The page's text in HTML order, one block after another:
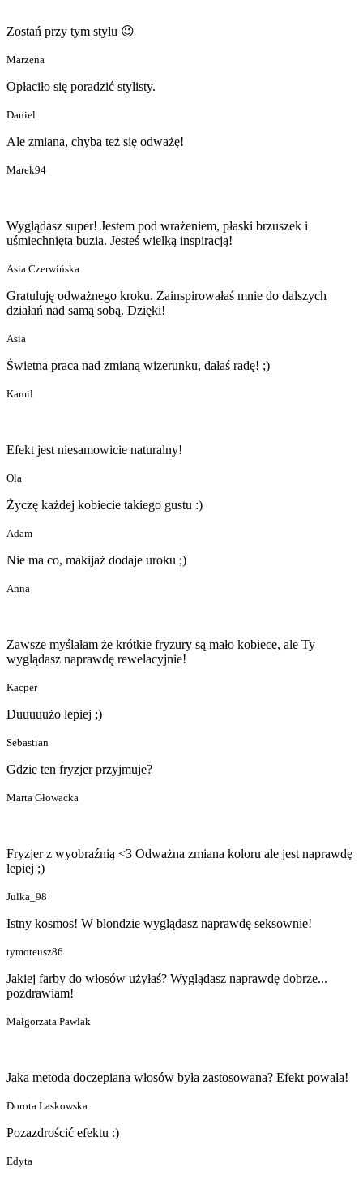
Zostań przy tym stylu 😉
Marzena
Opłaciło się poradzić stylisty.
Daniel
Ale zmiana, chyba też się odważę!
Marek94
Wyglądasz super! Jestem pod wrażeniem, płaski brzuszek i
uśmiechnięta buzia. Jesteś wielką inspiracją!
Asia Czerwińska
Gratuluję odważnego kroku. Zainspirowałaś mnie do dalszych
działań nad samą sobą. Dzięki!
Asia
Świetna praca nad zmianą wizerunku, dałaś radę! ;)
Kamil
Efekt jest niesamowicie naturalny!
Ola
Życzę każdej kobiecie takiego gustu :)
Adam
Nie ma co, makijaż dodaje uroku ;)
Anna
Zawsze myślałam że krótkie fryzury są mało kobiece, ale Ty
wyglądasz naprawdę rewelacyjnie!
Kacper
Duuuuużo lepiej ;)
Sebastian
Gdzie ten fryzjer przyjmuje?
Marta Głowacka
Fryzjer z wyobraźnią <3 Odważna zmiana koloru ale jest naprawdę
lepiej ;)
Julka_98
Istny kosmos! W blondzie wyglądasz naprawdę seksownie!
tymoteusz86
Jakiej farby do włosów użyłaś? Wyglądasz naprawdę dobrze...
pozdrawiam!
Małgorzata Pawlak
Jaka metoda doczepiana włosów była zastosowana? Efekt powala!
Dorota Laskowska
Pozazdrościć efektu :)
Edyta